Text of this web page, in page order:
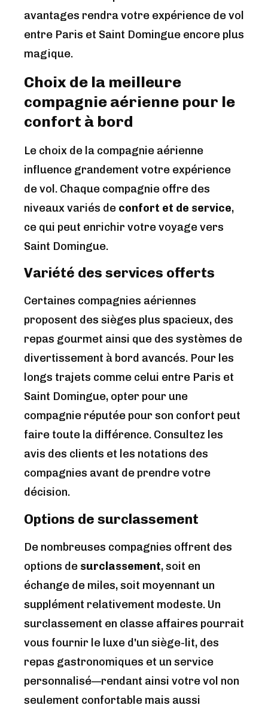
avantages rendra votre expérience de vol
entre Paris et Saint Domingue encore plus
magique.
Choix de la meilleure
compagnie aérienne pour le
confort à bord
Le choix de la compagnie aérienne
influence grandement votre expérience
de vol. Chaque compagnie offre des
niveaux variés de confort et de service,
ce qui peut enrichir votre voyage vers
Saint Domingue.
Variété des services offerts
Certaines compagnies aériennes
proposent des sièges plus spacieux, des
repas gourmet ainsi que des systèmes de
divertissement à bord avancés. Pour les
longs trajets comme celui entre Paris et
Saint Domingue, opter pour une
compagnie réputée pour son confort peut
faire toute la différence. Consultez les
avis des clients et les notations des
compagnies avant de prendre votre
décision.
Options de surclassement
De nombreuses compagnies offrent des
options de surclassement, soit en
échange de miles, soit moyennant un
supplément relativement modeste. Un
surclassement en classe affaires pourrait
vous fournir le luxe d'un siège-lit, des
repas gastronomiques et un service
personnalisé—rendant ainsi votre vol non
seulement confortable mais aussi